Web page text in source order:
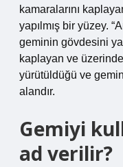
kamaralarını
yapılmış bir yüzey.
geminin gövdesini
kaplayan ve
yürütüldüğü ve
alandır.
Gemiyi
ad verilir?